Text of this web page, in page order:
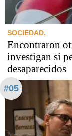
SOCIEDAD.
Encontraron
investigan si
desaparecidos
#05